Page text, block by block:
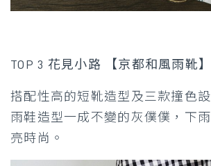
TOP 3 花見小路 【京都和風雨靴】
搭配性高的短靴造型及三款撞色
雨鞋造型一成不變的灰僕僕，下
亮時尚。